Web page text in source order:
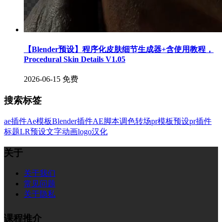
【Blender预设】程序化皮肤细节生成器+含使用教程，
Procedural Skin Details V1.05
2026-06-15 免费
搜索标签
ae插件Ae模板Blender插件AE脚本调色转场pr模板预设pr插件
标题LR预设文字动画logo汉化
关于
关于我们
常见问题
关于隐私
课程推介